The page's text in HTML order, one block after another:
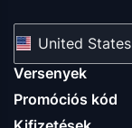
United States
Versenyek
Promóciós kód